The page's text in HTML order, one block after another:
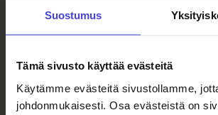
Suostumus
Tämä sivusto käyttää evästeitä
Käytämme evästeitä sivustollamme,
johdonmukaisesti. Osa evästeistä on
Facebook X InstagramYouTube LinkedIn
#oulu2026